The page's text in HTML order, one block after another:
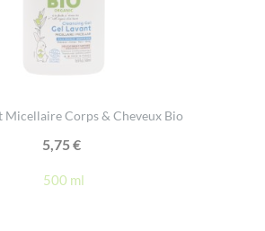
Micellaire Corps & Cheveux Bio
5,75€
500 ml